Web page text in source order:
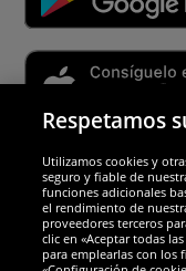
Socios y
Respetamos
Utilizamos cookies y
seguro y fiable de
funciones adicionales
el rendimiento de
proveedores terceros
clic en «Aceptar todas
para emplearlas con